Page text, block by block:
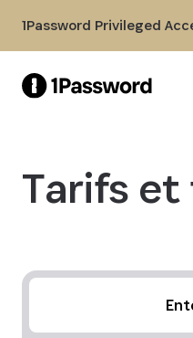
1Password Privileged
Tarifs